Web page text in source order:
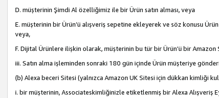
D. müşterinin Şimdi Al özelliğimiz ile bir Ürün satın alması, veya
E. müşterinin bir Ürün’ü alışveriş sepetine ekleyerek ve söz konusu
veya,
F. Dijital Ürünlere ilişkin olarak, müşterinin bu tür bir Ürün’ü bir Amazon
iii. Satın alma işleminden sonraki 180 gün içinde Ürün müşteriye
(b) Alexa beceri Sitesi (yalnızca Amazon UK Sitesi için dükkan kimliği
i. bir müşterinin, Associateskimliğinizle etiketlenmiş bir Alexa Alışveriş